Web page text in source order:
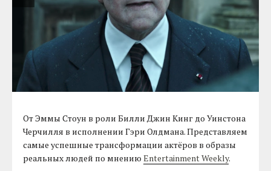
От Эммы Стоун в роли Билли Джин Кинг до Уинстона
Черчилля в исполнении Гэри Олдмана. Представляем
самые успешные трансформации актёров в образы
реальных людей по мнениюEntertainment Weekly.